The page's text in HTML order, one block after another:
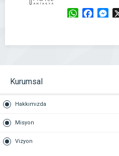
WhatsApp
Kurumsal
Hakkımızda
Misyon
Vizyon